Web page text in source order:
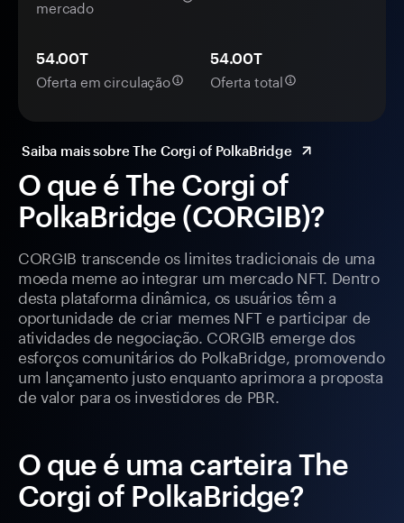
O que é The Corgi of
PolkaBridge (CORGIB)?
CORGIB transcende os limites tradicionais de uma
moeda meme ao integrar um mercado NFT. Dentro
desta plataforma dinâmica, os usuários têm a
oportunidade de criar memes NFT e participar de
atividades de negociação. CORGIB emerge dos
esforços comunitários do PolkaBridge, promovendo
um lançamento justo enquanto aprimora a proposta
de valor para os investidores de PBR.
O que é uma carteira The
Corgi of PolkaBridge?
mercado
54.00T
Oferta em circulação
54.00T
Oferta total
Saiba mais sobre The Corgi of PolkaBridge